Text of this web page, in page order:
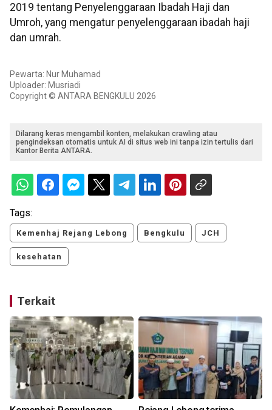
2019 tentang Penyelenggaraan Ibadah Haji dan
Umroh, yang mengatur penyelenggaraan ibadah haji
dan umrah.
Pewarta: Nur Muhamad
Uploader: Musriadi
Copyright © ANTARA BENGKULU 2026
Dilarang keras mengambil konten, melakukan crawling atau
pengindeksan otomatis untuk AI di situs web ini tanpa izin tertulis dari
Kantor Berita ANTARA.
Tags:
Kemenhaj Rejang Lebong Bengkulu JCH
kesehatan
Terkait